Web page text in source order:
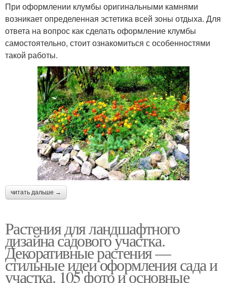
При оформлении клумбы оригинальными камнями
возникает определенная эстетика всей зоны отдыха. Для
ответа на вопрос как сделать оформление клумбы
самостоятельно, стоит ознакомиться с особенностями
такой работы.
читать дальше →
Растения для ландшафтного
дизайна садового участка.
Декоративные растения —
стильные идеи оформления сада и
участка. 105 фото и основные